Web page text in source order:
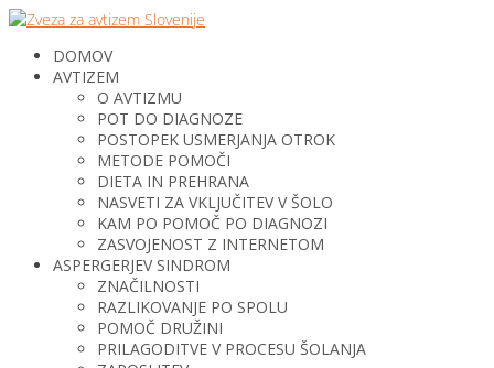
DOMOV
AVTIZEM
O AVTIZMU
POT DO DIAGNOZE
POSTOPEK USMERJANJA OTROK
METODE POMOČI
DIETA IN PREHRANA
NASVETI ZA VKLJUČITEV V ŠOLO
KAM PO POMOČ PO DIAGNOZI
ZASVOJENOST Z INTERNETOM
ASPERGERJEV SINDROM
ZNAČILNOSTI
RAZLIKOVANJE PO SPOLU
POMOČ DRUŽINI
PRILAGODITVE V PROCESU ŠOLANJA